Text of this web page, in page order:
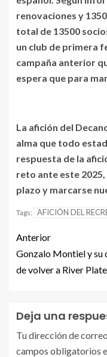
renovaciones y
total de 13500
un club de primera
campaña anterior
espera que para
La afición del
alma que todo
respuesta de la
reto ante este
plazo y marcarse
Tags: AFICIÓN DEL
Anterior
Gonzalo Montiel y su
de volver a River Plate
Deja una
Tu dirección de
campos obligatorios